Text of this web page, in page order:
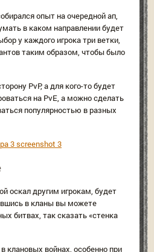
опыт на очередной ап,
в каком направлении будет
у каждого игрока три ветки,
таким образом, чтобы было
PvP, а для кого-то будет
на PvE, а можно сделать
популярностью в разных
оскал другим игрокам, будет
в кланы вы можете
битвах, так сказать «стенка
клановых войнах, особенно при